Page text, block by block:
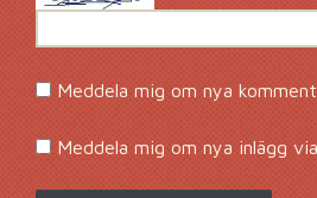
Meddela mig om nya
Meddela mig om nya inlägg